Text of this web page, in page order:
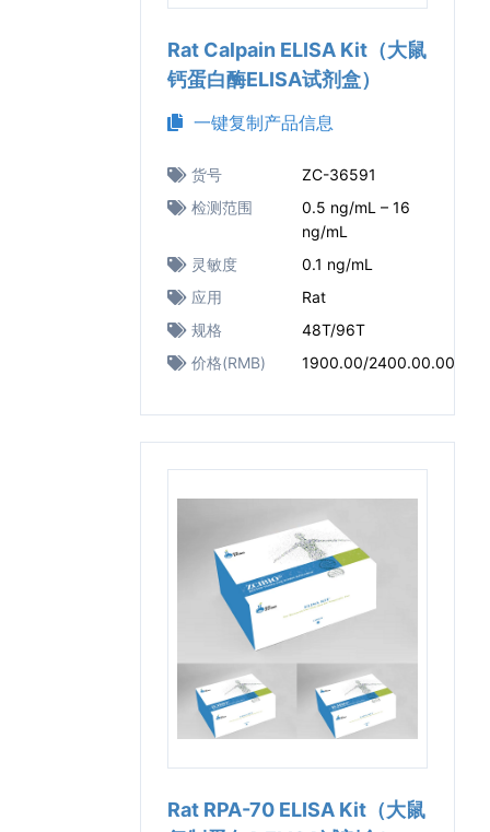
Rat Calpain ELISA Kit（大鼠
钙蛋白酶ELISA试剂盒）
一键复制产品信息
货号
ZC-36591
检测范围
0.5 ng/mL – 16
ng/mL
灵敏度
0.1 ng/mL
应用
Rat
规格
48T/96T
价格(RMB)
1900.00/2400.00.00
Rat RPA-70 ELISA Kit（大鼠